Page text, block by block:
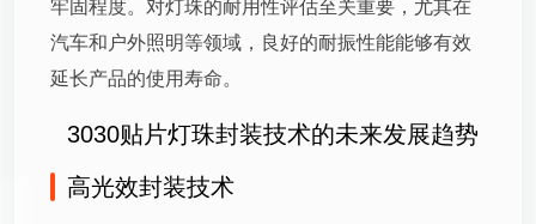
牢固程度。对灯珠的耐用性评估至关重要，尤其在
汽车和户外照明等领域，良好的耐振性能能够有效
延长产品的使用寿命。
3030贴片灯珠封装技术的未来发展趋势
高光效封装技术